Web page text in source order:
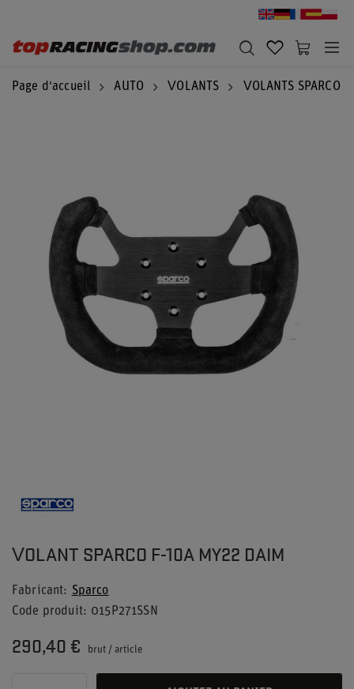
Page d'accueil AUTO VOLANTS VOLANTS SPARCO
VOLANT SPARCO F-10A MY22 DAIM
Fabricant
Sparco
Code produit
015P271SSN
290,40 € brut / article